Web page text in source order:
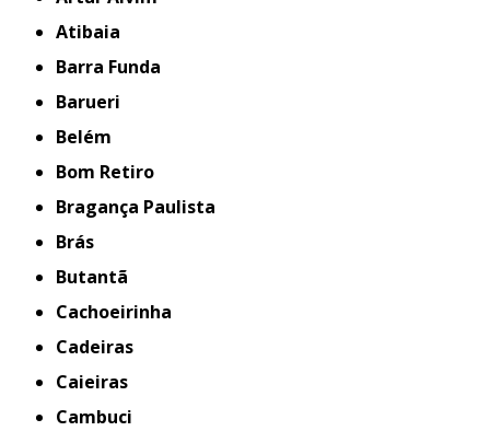
Atibaia
Barra Funda
Barueri
Belém
Bom Retiro
Bragança Paulista
Brás
Butantã
Cachoeirinha
Cadeiras
Caieiras
Cambuci